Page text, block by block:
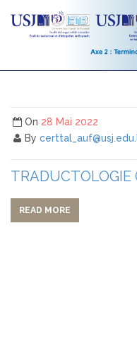
On 28 Mai 2022
By
TRADUCTOLOGIE
READ MORE